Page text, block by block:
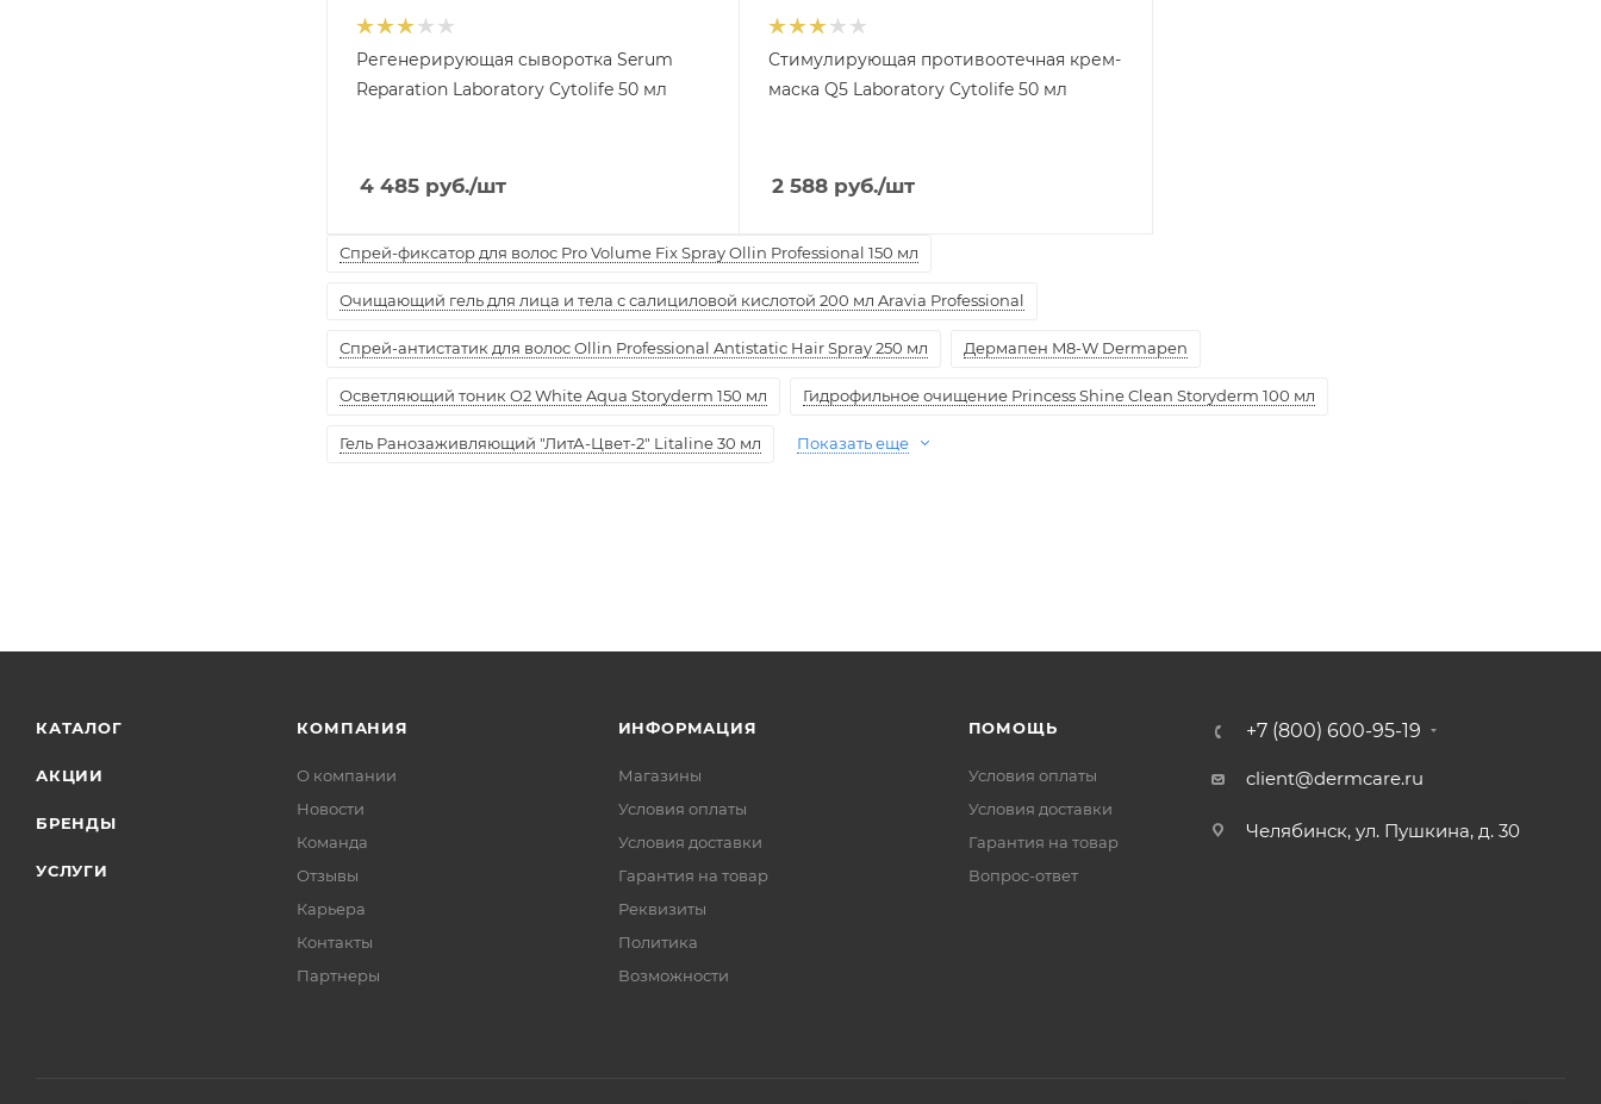
Регенерирующая сыворотка Serum
Reparation Laboratory Cytolife 50 мл
4 485 руб./шт
Стимулирующая противоотечная крем-
маска Q5 Laboratory Cytolife 50 мл
2 588 руб./шт
Спрей-фиксатор для волос Pro Volume Fix Spray Ollin Professional 150 мл
Очищающий гель для лица и тела с салициловой кислотой 200 мл Aravia Professional
Спрей-антистатик для волос Ollin Professional Antistatic Hair Spray 250 мл Дермапен M8-W Dermapen
Осветляющий тоник O2 White Aqua Storyderm 150 мл Гидрофильное очищение Princess Shine Clean Storyderm 100 мл
Гель Ранозаживляющий "ЛитА-Цвет-2" Litaline 30 мл Показать еще
КАТАЛОГ
АКЦИИ
БРЕНДЫ
УСЛУГИ
КОМПАНИЯ
О компании
Новости
Команда
Отзывы
Карьера
Контакты
Партнеры
ИНФОРМАЦИЯ
Магазины
Условия оплаты
Условия доставки
Гарантия на товар
Реквизиты
Политика
Возможности
ПОМОЩЬ
Условия оплаты
Условия доставки
Гарантия на товар
Вопрос-ответ
+7 (800) 600-95-19
client@dermcare.ru
Челябинск, ул. Пушкина, д. 30